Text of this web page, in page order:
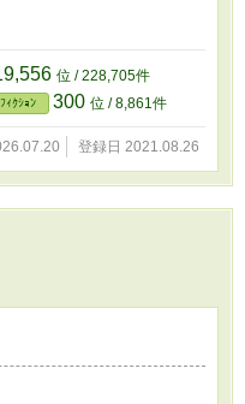
位 / 228,705件
ｨｸｼｮﾝ 300 位 / 8,861件
登録日 2021.08.26